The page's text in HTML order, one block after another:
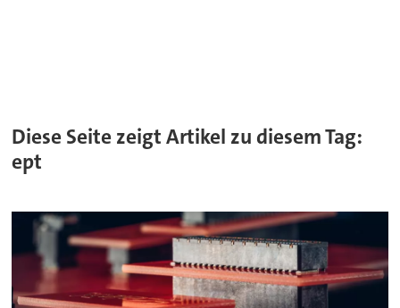
Diese Seite zeigt Artikel zu diesem Tag:
ept